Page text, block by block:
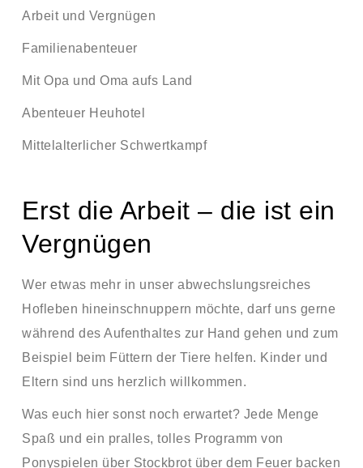
Arbeit und Vergnügen
Familienabenteuer
Mit Opa und Oma aufs Land
Abenteuer Heuhotel
Mittelalterlicher Schwertkampf
Erst die Arbeit – die ist ein
Vergnügen
Wer etwas mehr in unser abwechslungsreiches
Hofleben hineinschnuppern möchte, darf uns gerne
während des Aufenthaltes zur Hand gehen und zum
Beispiel beim Füttern der Tiere helfen. Kinder und
Eltern sind uns herzlich willkommen.
Was euch hier sonst noch erwartet? Jede Menge
Spaß und ein pralles, tolles Programm von
Ponyspielen über Stockbrot über dem Feuer backen